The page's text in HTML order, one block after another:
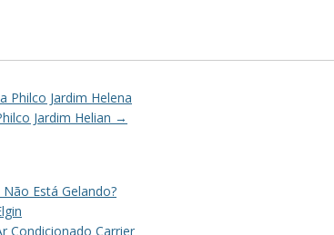
Philco Jardim Helena
Jardim Helian →
Está Gelando?
Condicionado Carrier